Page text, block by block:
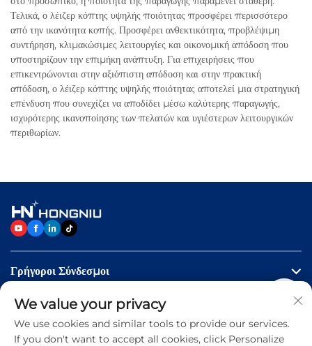
Τελικά, ο λέιζερ κόπτης υψηλής ποιότητας προσφέρει περισσότερο
από την ικανότητα κοπής. Προσφέρει ανθεκτικότητα, προβλέψιμη
συντήρηση, κλιμακώσιμες λειτουργίες και οικονομική απόδοση που
υποστηρίζουν την επιμήκη ανάπτυξη. Για επιχειρήσεις που
επικεντρώνονται στην αξιόπιστη απόδοση και στην πρακτική
απόδοση, ο λέιζερ κόπτης υψηλής ποιότητας αποτελεί μια στρατηγική
επένδυση που συνεχίζει να αποδίδει μέσω καλύτερης παραγωγής,
ισχυρότερης ικανοποίησης των πελατών και υγιέστερων λειτουργικών
περιθωρίων.
Γρήγοροι Σύνδεσμοι
Προϊόντα
We value your privacy
We use cookies and similar tools to provide our services.
If you don't want to accept all cookies, click Personalize